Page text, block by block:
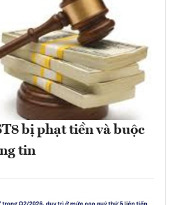
bị phạt tiền và buộc
tin